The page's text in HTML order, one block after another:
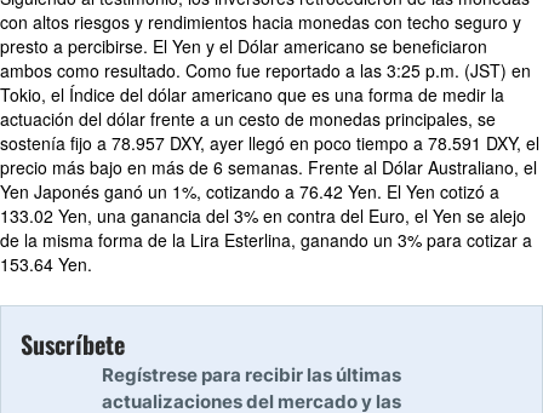
con altos riesgos y rendimientos hacia monedas con techo seguro y
presto a percibirse. El Yen y el Dólar americano se beneficiaron
ambos como resultado. Como fue reportado a las 3:25 p.m. (JST) en
Tokio, el Índice del dólar americano que es una forma de medir la
actuación del dólar frente a un cesto de monedas principales, se
sostenía fijo a 78.957 DXY, ayer llegó en poco tiempo a 78.591 DXY, el
precio más bajo en más de 6 semanas. Frente al Dólar Australiano, el
Yen Japonés ganó un 1%, cotizando a 76.42 Yen. El Yen cotizó a
133.02 Yen, una ganancia del 3% en contra del Euro, el Yen se alejo
de la misma forma de la Lira Esterlina, ganando un 3% para cotizar a
153.64 Yen.
Suscríbete
Regístrese para recibir las últimas
actualizaciones del mercado y las